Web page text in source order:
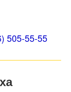
505-55-55